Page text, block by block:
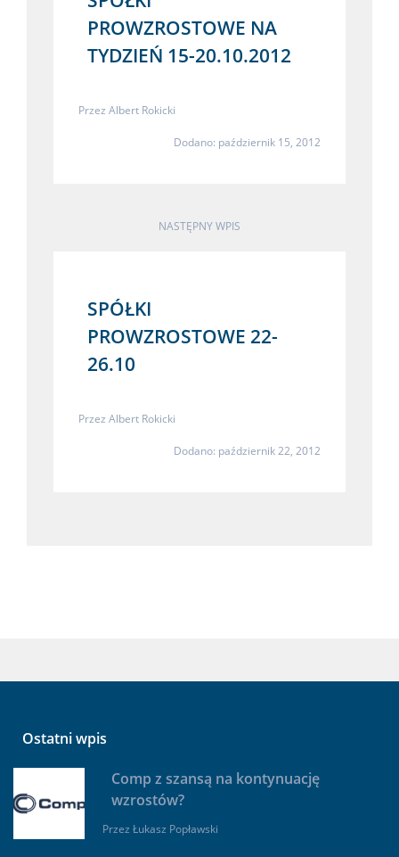
PROWZROSTOWE NA
TYDZIEŃ 15-20.10.2012
Przez Albert Rokicki
Dodano: październik 15, 2012
NASTĘPNY WPIS
SPÓŁKI
PROWZROSTOWE 22-
26.10
Przez Albert Rokicki
Dodano: październik 22, 2012
Ostatni wpis
Comp z szansą na kontynuację
wzrostów?
Przez Łukasz Popławski